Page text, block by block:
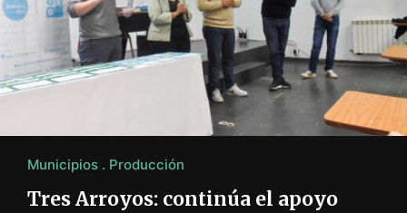
Municipios Producción
Tres Arroyos: continúa el apoyo